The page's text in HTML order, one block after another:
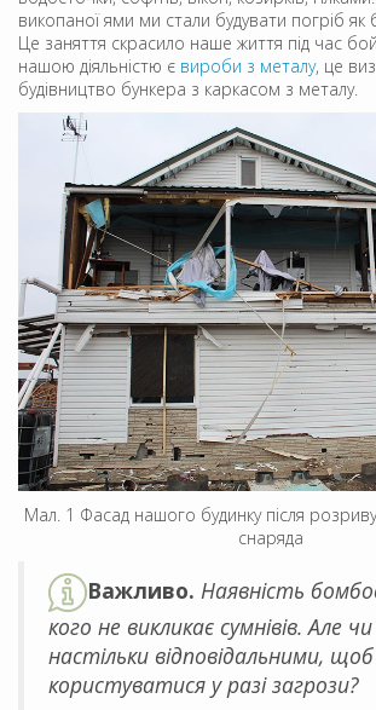
викопаної ями ми стали будувати погріб
Це заняття скрасило наше життя під час
нашою діяльністю є вироби з металу, це
будівництво бункера з каркасом з металу.
Мал. 1 Фасад нашого будинку після
снаряда
Важливо. Наявність
кого не викликає сумнівів. Але
настільки відповідальними,
користуватися у разі загрози?